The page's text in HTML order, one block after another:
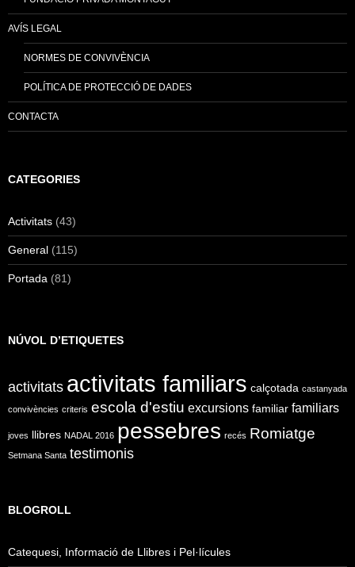
AVÍS LEGAL
NORMES DE CONVIVÈNCIA
POLÍTICA DE PROTECCIÓ DE DADES
CONTACTA
CATEGORIES
Activitats (43)
General (115)
Portada (81)
NÚVOL D’ETIQUETES
activitats activitats familiars calçotada castanyada
convivències criteris escola d'estiu excursions familiar familiars
joves llibres NADAL 2016 pessebres recés Romiatge
Setmana Santa testimonis
BLOGROLL
Catequesi, Informació de Llibres i Pel·lícules